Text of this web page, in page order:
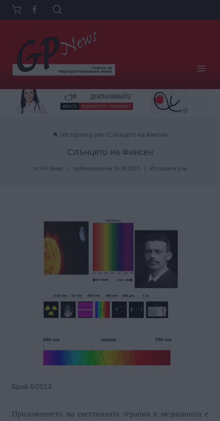
Към
съдържанието
/ Историята учи / Слънцето на Финсен
Слънцето на Финсен
от GP News публикувано на 16.06.2013 Историята учи
Брой 6/2013
Приложението на светлинната терапия в медицината е